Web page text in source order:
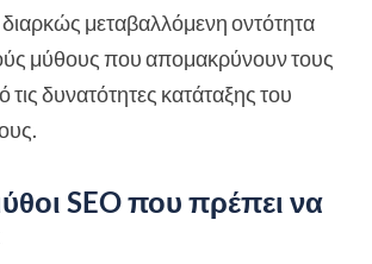
μεταβαλλόμενη οντότητα
μύθους που απομακρύνουν τους
δυνατότητες κατάταξης του
SEO που πρέπει να